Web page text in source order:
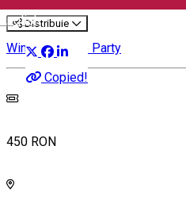
EnglishDistribuie
Copied!
Wine TripWine Party
450 RON